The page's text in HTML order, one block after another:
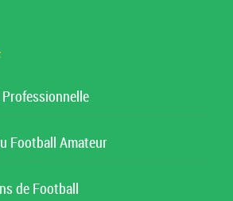
Football Amateur
de Football